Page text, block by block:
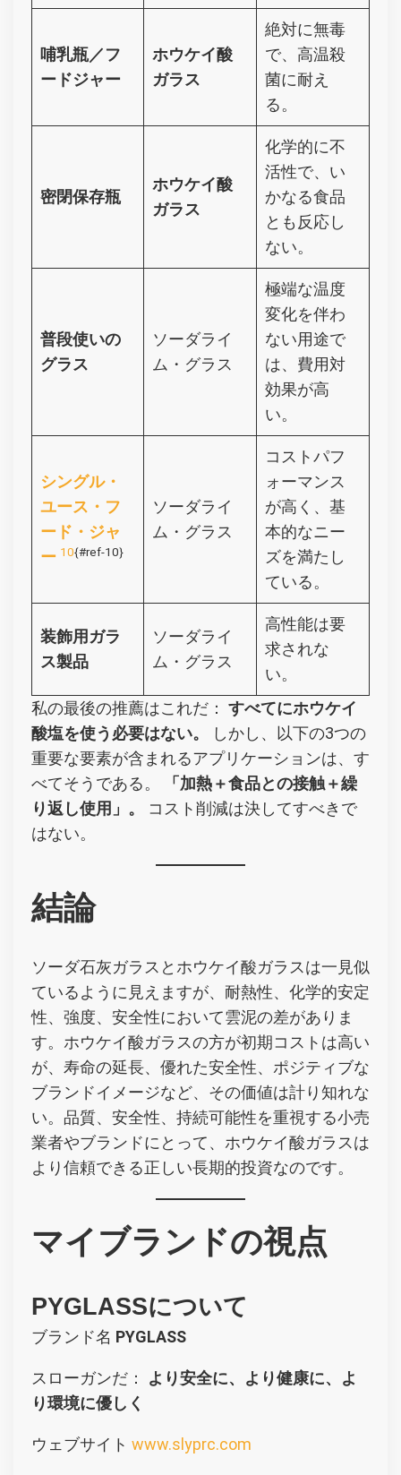
哺乳瓶／フ
ードジャー
ホウケイ酸
ガラス
絶対に無毒
で、高温殺
菌に耐え
る。
密閉保存瓶
ホウケイ酸
ガラス
化学的に不
活性で、い
かなる食品
とも反応し
ない。
普段使いの
グラス
ソーダライ
ム・グラス
極端な温度
変化を伴わ
ない用途で
は、費用対
効果が高
い。
シングル・
ユース・フ
ード・ジャ
ー 10{#ref-10}
ソーダライ
ム・グラス
コストパフ
ォーマンス
が高く、基
本的なニー
ズを満たし
ている。
装飾用ガラ
ス製品
ソーダライ
ム・グラス
高性能は要
求されな
い。
私の最後の推薦はこれだ： すべてにホウケイ
酸塩を使う必要はない。
しかし、以下の3つの
重要な要素が含まれるアプリケーションは、す
べてそうである。
「加熱＋食品との接触＋繰
り返し使用」。
コスト削減は決してすべきで
はない。
結論
ソーダ石灰ガラスとホウケイ酸ガラスは一見似
ているように見えますが、耐熱性、化学的安定
性、強度、安全性において雲泥の差がありま
す。ホウケイ酸ガラスの方が初期コストは高い
が、寿命の延長、優れた安全性、ポジティブな
ブランドイメージなど、その価値は計り知れな
い。品質、安全性、持続可能性を重視する小売
業者やブランドにとって、ホウケイ酸ガラスは
より信頼できる正しい長期的投資なのです。
マイブランドの視点
PYGLASSについて
ブランド名 PYGLASS
スローガンだ： より安全に、より健康に、よ
り環境に優しく
ウェブサイト www.slyprc.com